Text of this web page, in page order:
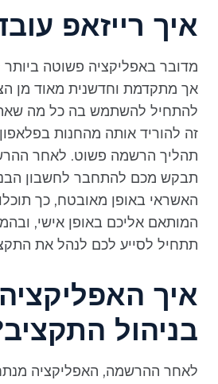
איך רייזאפ
מדובר באפליקציה פשוטה ביותר
אך מתקדמת וחדשנית מאוד מן הצד
להתחיל להשתמש בה כל מה
זה להוריד אותה מהחנות
תהליך הרשמה פשוט. לאחר
תבקש מכם להתחבר לחשבון הבנק
האשראי באופן מאובטח, כך תוכלו
המותאם אליכם באופן אישי,
תתחיל לסייע לכם לנהל את
איך
בניהול
לאחר ההרשמה, האפליקציה